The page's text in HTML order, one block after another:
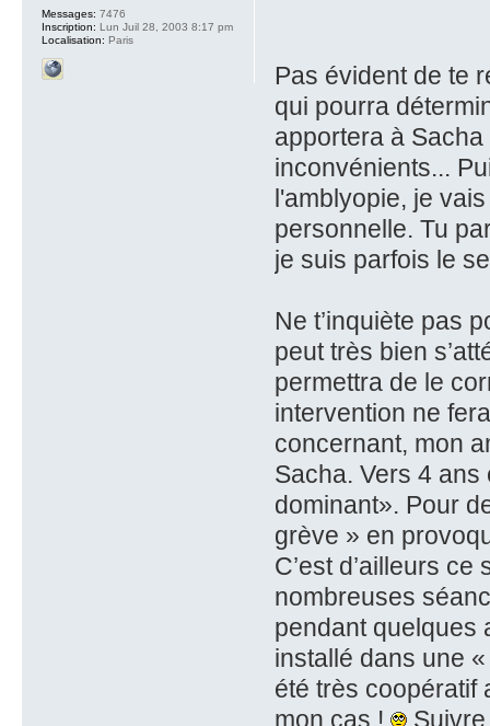
Pas évident de te
qui pourra
apportera à
inconvénients...
l'amblyopie, je
personnelle. Tu
je suis parfois le
Ne t’inquiète pas
peut très bien
permettra de le
intervention ne
concernant, mon
Sacha. Vers 4
dominant». Pour
grève » en
C’est d’ailleurs
nombreuses
pendant quelques
installé dans une
été très coopératif
mon cas !
Suivre
Messages: 7476
Inscription: Lun Juil 28, 2003 8:17 pm
Localisation: Paris